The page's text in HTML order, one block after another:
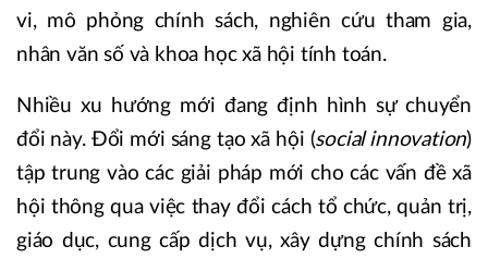
vi, mô phỏng chính sách, nghiên cứu tham gia,
nhân văn số và khoa học xã hội tính toán.
Nhiều xu hướng mới đang định hình sự chuyển
đổi này. Đổi mới sáng tạo xã hội (social innovation)
tập trung vào các giải pháp mới cho các vấn đề xã
hội thông qua việc thay đổi cách tổ chức, quản trị,
giáo dục, cung cấp dịch vụ, xây dựng chính sách